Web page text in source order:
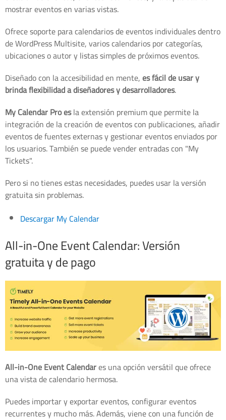
mostrar eventos en varias vistas.
Ofrece soporte para calendarios de eventos individuales dentro
de WordPress Multisite, varios calendarios por categorías,
ubicaciones o autor y listas simples de próximos eventos.
Diseñado con la accesibilidad en mente,es fácil de usar y
brinda flexibilidad a diseñadores y desarrolladores.
My Calendar Pro esla extensión premium que permite la
integración de la creación de eventos con publicaciones, añadir
eventos de fuentes externas y gestionar eventos enviados por
los usuarios. También se puede vender entradas con "My
Tickets".
Pero si no tienes estas necesidades, puedes usar la versión
gratuita sin problemas.
Descargar My Calendar
All-in-One Event Calendar: Versión
gratuita y de pago
All-in-One Event Calendares una opción versátil que ofrece
una vista de calendario hermosa.
Puedes importar y exportar eventos, configurar eventos
recurrentes y mucho más. Además, viene con una función de